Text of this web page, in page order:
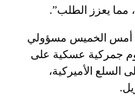
مما يعزز الطلب”.
أمس الخميس مسؤولي
جمركية عسكية على
الأميركية،